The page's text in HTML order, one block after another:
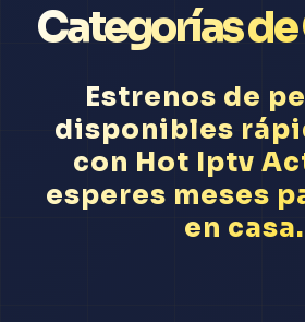
Categorías de
Estrenos de
disponibles
con Hot Iptv
esperes meses
en casa.